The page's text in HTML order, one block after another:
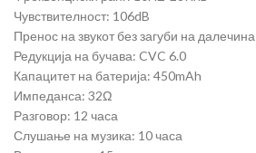
Чувствителност: 106dB
Пренос на звукот без загуби на
Редукција на бучава: CVC 6.0
Капацитет на батерија: 450mAh
Импеданса: 32Ω
Разговор: 12 часа
Слушање на музика: 10 часа